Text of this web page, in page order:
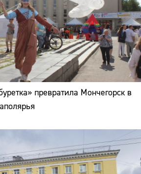
превратила Мончегорск в